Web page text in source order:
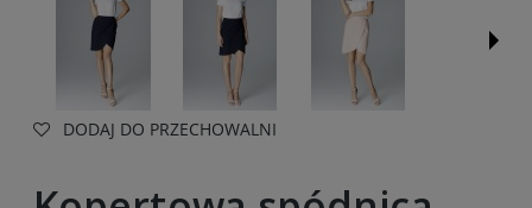
DODAJ DO PRZECHOWALNI